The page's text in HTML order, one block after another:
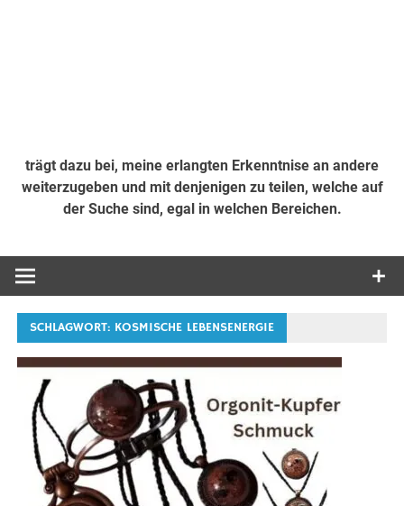
trägt dazu bei, meine erlangten Erkenntnise an andere
weiterzugeben und mit denjenigen zu teilen, welche auf
der Suche sind, egal in welchen Bereichen.
SCHLAGWORT: KOSMISCHE LEBENSENERGIE